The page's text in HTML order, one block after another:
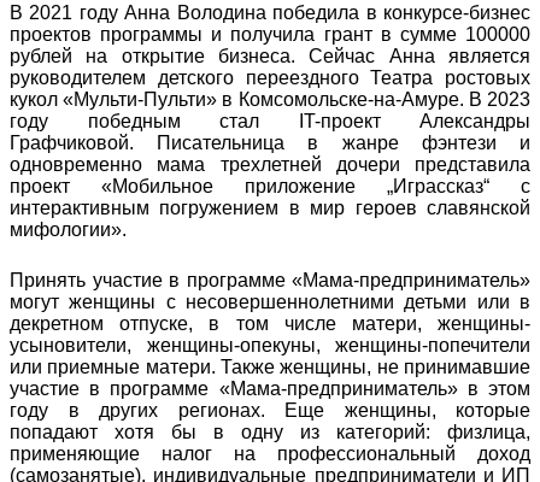
В 2021 году Анна Володина победила в конкурсе-бизнес
проектов программы и получила грант в сумме 100000
рублей на открытие бизнеса. Сейчас Анна является
руководителем детского переездного Театра ростовых
кукол «Мульти-Пульти» в Комсомольске-на-Амуре. В 2023
году победным стал IT-проект Александры
Графчиковой. Писательница в жанре фэнтези и
одновременно мама трехлетней дочери представила
проект «Мобильное приложение „Играссказ“ с
интерактивным погружением в мир героев славянской
мифологии».
Принять участие в программе «Мама-предприниматель»
могут женщины с несовершеннолетними детьми или в
декретном отпуске, в том числе матери, женщины-
усыновители, женщины-опекуны, женщины-попечители
или приемные матери. Также женщины, не принимавшие
участие в программе «Мама-предприниматель» в этом
году в других регионах. Еще женщины, которые
попадают хотя бы в одну из категорий: физлица,
применяющие налог на профессиональный доход
(самозанятые), индивидуальные предприниматели и ИП